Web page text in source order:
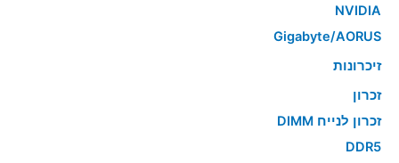
NVIDIA
Gigabyte/AORUS
זיכרונות
זכרון
זכרון לנייח DIMM
DDR5